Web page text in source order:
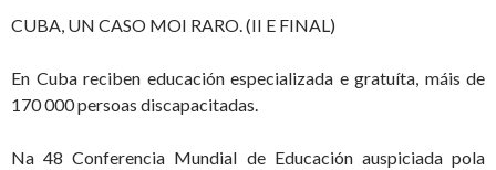
CUBA, UN CASO MOI RARO. (II E FINAL)
En Cuba reciben educación especializada e gratuíta, máis de
170 000 persoas discapacitadas.
Na 48 Conferencia Mundial de Educación auspiciada pola